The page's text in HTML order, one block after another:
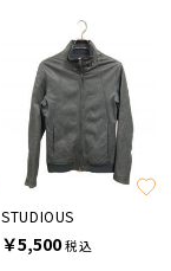
STUDIOUS
￥5,500税込